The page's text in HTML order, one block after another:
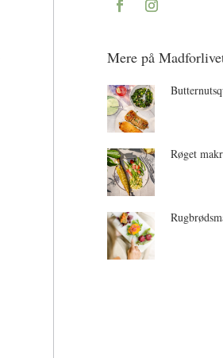
Mere på
Røget